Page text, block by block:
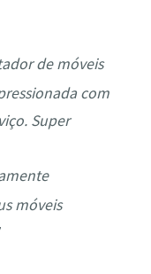
de móveis
com
Super
móveis